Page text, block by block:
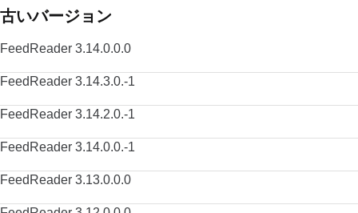
古いバージョン
FeedReader 3.14.0.0.0
FeedReader 3.14.3.0.-1
FeedReader 3.14.2.0.-1
FeedReader 3.14.0.0.-1
FeedReader 3.13.0.0.0